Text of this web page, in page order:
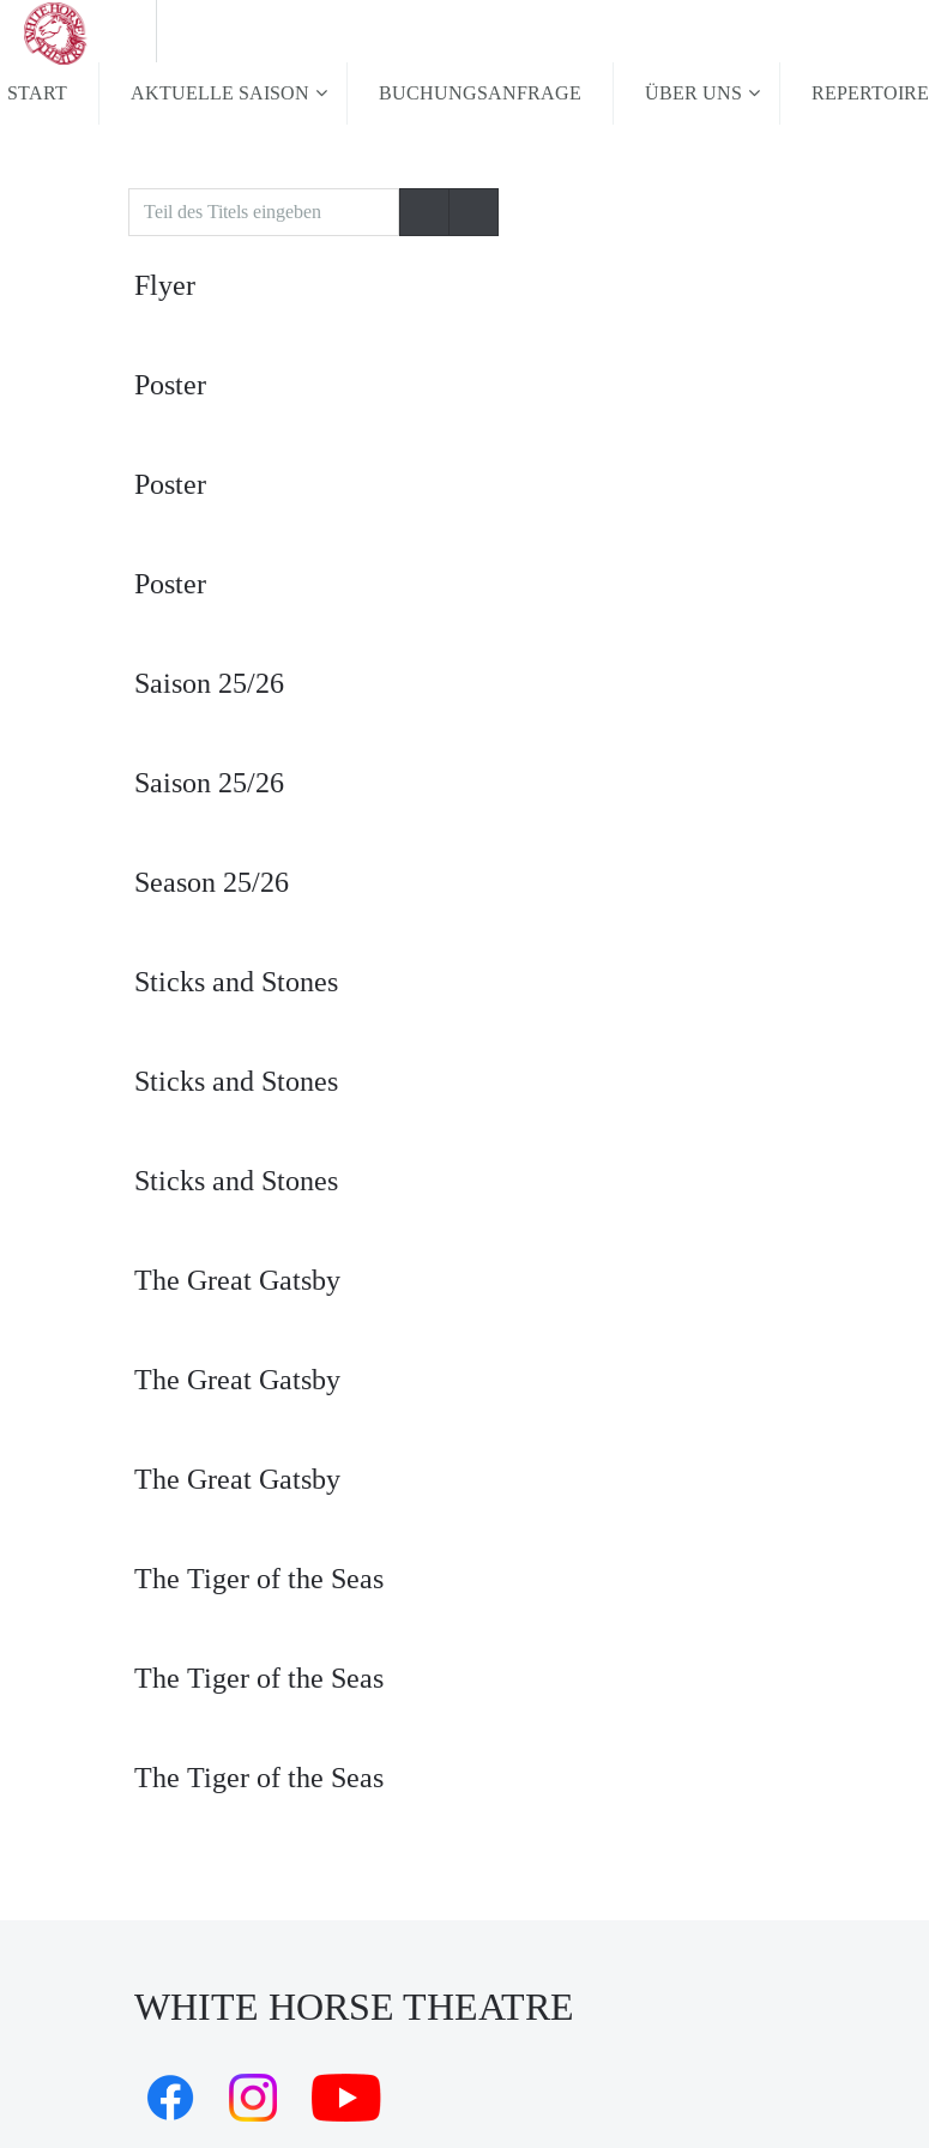
START AKTUELLE SAISON BUCHUNGSANFRAGE ÜBER UNS REPERTOIRE
Teil
des
eingeben
Flyer
Poster
Poster
Poster
Saison 25/26
Saison 25/26
Season 25/26
Sticks and Stones
Sticks and Stones
Sticks and Stones
The Great Gatsby
The Great Gatsby
The Great Gatsby
The Tiger of the Seas
The Tiger of the Seas
The Tiger of the Seas
WHITE HORSE THEATRE